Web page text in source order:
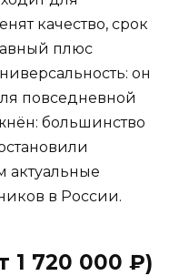
качество, срок
плюс
он
повседневной
большинство
актуальные
в России.
1 720 000 ₽)